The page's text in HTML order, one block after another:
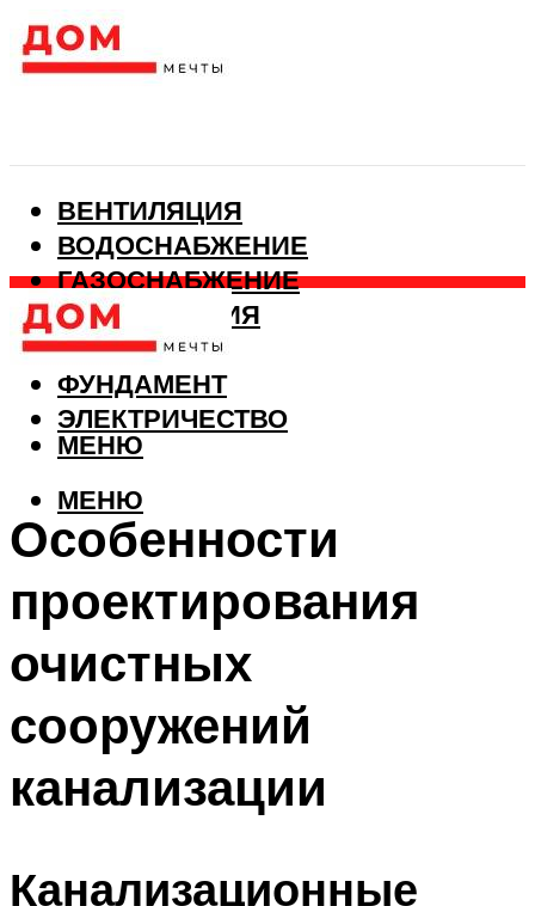
ВЕНТИЛЯЦИЯ
ВОДОСНАБЖЕНИЕ
ГАЗОСНАБЖЕНИЕ
КАНАЛИЗАЦИЯ
ОТОПЛЕНИЕ
ФУНДАМЕНТ
ЭЛЕКТРИЧЕСТВО
МЕНЮ
МЕНЮ
Особенности
проектирования
очистных
сооружений
канализации
Канализационные